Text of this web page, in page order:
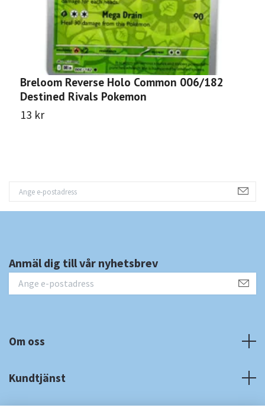
Breloom Reverse Holo Common 006/182
Destined Rivals Pokemon
13 kr
Anmäl dig till vår nyhetsbrev
Om oss
Kundtjänst